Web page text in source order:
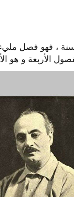
، فهو فصل مليء
الأربعة و